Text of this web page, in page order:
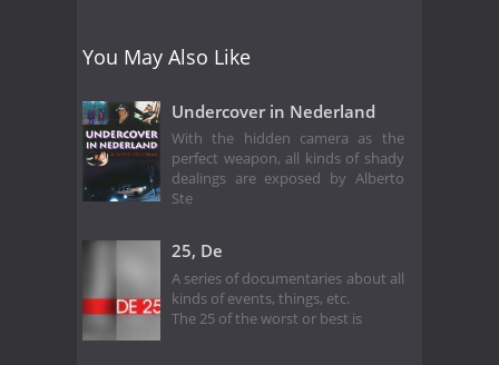
You May Also Like
Undercover in Nederland
With the hidden camera as the
perfect weapon, all kinds of shady
dealings are exposed by Alberto
Ste
25, De
A series of documentaries about all
kinds of events, things, etc.
The 25 of the worst or best is